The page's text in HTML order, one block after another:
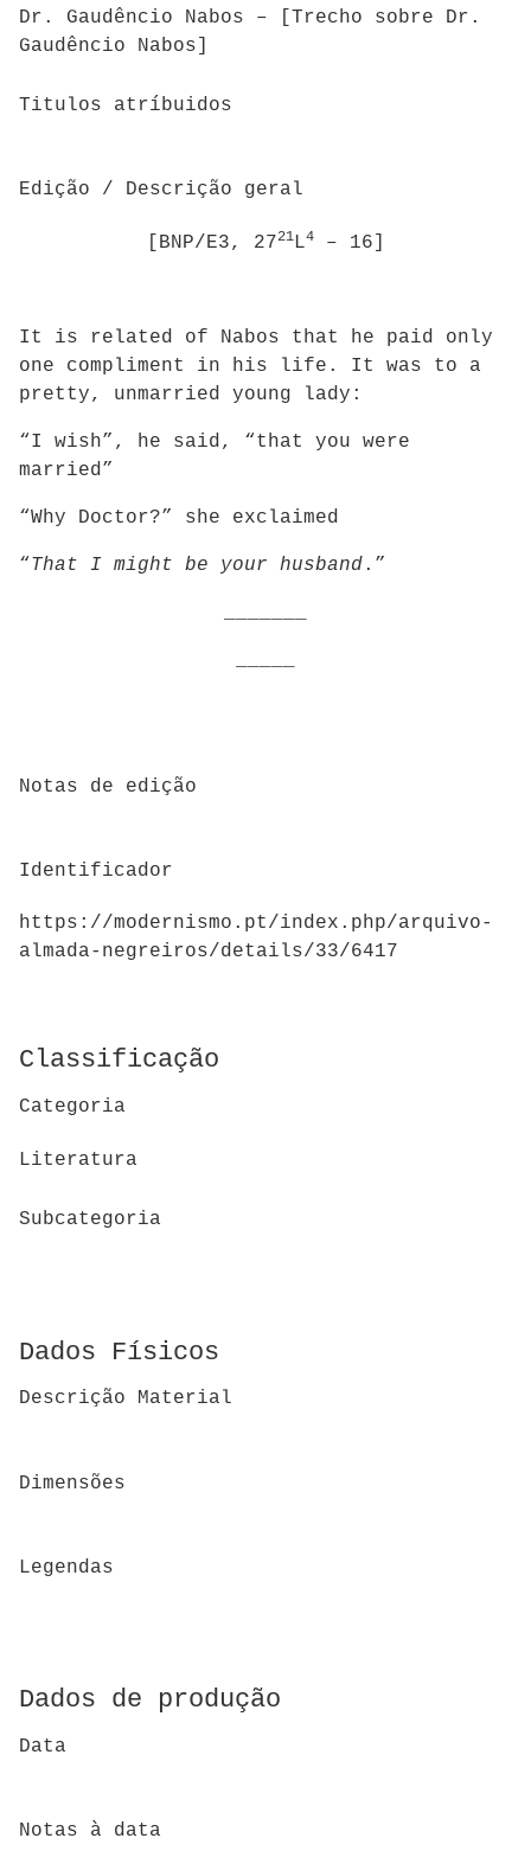
Dr. Gaudêncio Nabos – [Trecho sobre Dr.
Gaudêncio Nabos]
Titulos atríbuidos
Edição / Descrição geral
[BNP/E3, 2721L4– 16]
It is related of Nabos that he paid only
one compliment in his life. It was to a
pretty, unmarried young lady:
“I wish”, he said, “that you were
married”
“Why Doctor?” she exclaimed
“That I might be your husband.”
Notas de edição
Identificador
https://modernismo.pt/index.php/arquivo-
almada-negreiros/details/33/6417
Classificação
Categoria
Literatura
Subcategoria
Dados Físicos
Descrição Material
Dimensões
Legendas
Dados de produção
Data
Notas à data